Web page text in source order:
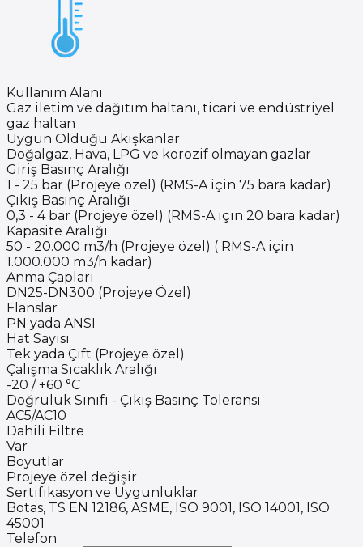
Kullanım Alanı
Gaz iletim ve dağıtım haltanı, ticari ve endüstriyel
gaz haltan
Uygun Olduğu Akışkanlar
Doğalgaz, Hava, LPG ve korozif olmayan gazlar
Giriş Basınç Aralığı
1 - 25 bar (Projeye özel) (RMS-A için 75 bara kadar)
Çıkış Basınç Aralığı
0,3 - 4 bar (Projeye özel) (RMS-A için 20 bara kadar)
Kapasite Aralığı
50 - 20.000 m3/h (Projeye özel) ( RMS-A için
1.000.000 m3/h kadar)
Anma Çapları
DN25-DN300 (Projeye Özel)
Flanslar
PN yada ANSI
Hat Sayısı
Tek yada Çift (Projeye özel)
Çalışma Sıcaklık Aralığı
-20 / +60 °C
Doğruluk Sınıfı - Çıkış Basınç Toleransı
AC5/AC10
Dahili Filtre
Var
Boyutlar
Projeye özel değişir
Sertifikasyon ve Uygunluklar
Botas, TS EN 12186, ASME, ISO 9001, ISO 14001, ISO
45001
Telefon